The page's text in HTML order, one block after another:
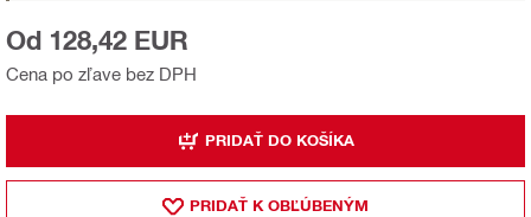
Cena po zľave bez DPH
Od 128,42 EUR
PRIDAŤ DO KOŠÍKA
PRIDAŤ K OBĽÚBENÝM